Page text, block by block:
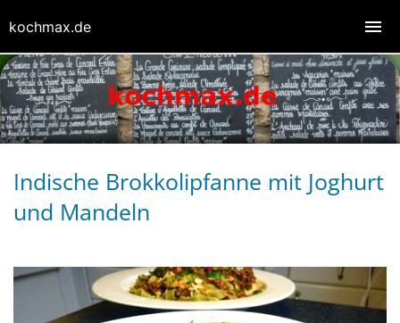
Indische Brokkolipfanne mit Joghurt
und Mandeln
kochmax.de